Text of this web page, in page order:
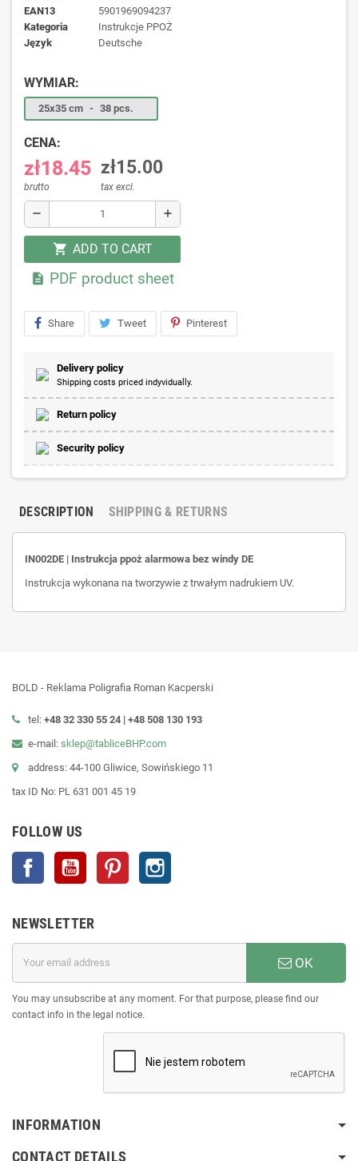
EAN13
5901969094237
kategoria
Instrukcje PPOŻ
język
Deutsche
WYMIAR:
25x35 cm - 38 pcs.
CENA:
zł18.45
brutto
zł15.00
tax excl.
remove add
shopping_cart ADD TO CART
 PDF product sheet
Share Tweet Pinterest
Delivery policy
Shipping costs priced indyvidually.
Return policy
Security policy
DESCRIPTION SHIPPING & RETURNS
IN002DE | Instrukcja ppoż alarmowa bez windy DE
Instrukcja wykonana na tworzywie z trwałym nadrukiem UV.
BOLD - Reklama Poligrafia Roman Kacperski
tel: +48 32 330 55 24 | +48 508 130 193
e-mail: sklep@tabliceBHP.com
address: 44-100 Gliwice, Sowińskiego 11
tax ID No: PL 631 001 45 19
FOLLOW US
Facebook YouTube Pinterest
NEWSLETTER
OK
You may unsubscribe at any moment. For that purpose, please find our
contact info in the legal notice.
INFORMATION
CONTACT DETAILS